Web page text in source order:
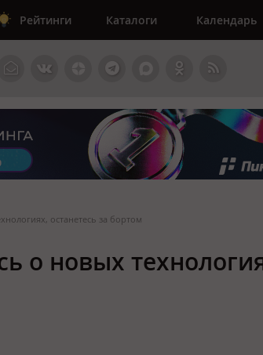
Рейтинги Каталоги Календарь
останетесь за бортом
о новых